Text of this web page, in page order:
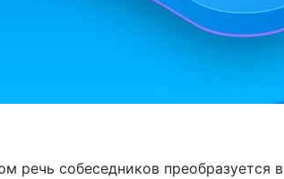
речь собеседников преобразуется в